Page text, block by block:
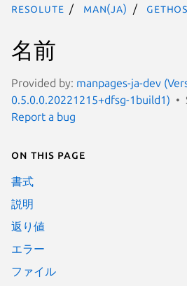
resolute man(ja)
名前
Provided by: manpages-ja-dev
0.5.0.0.20221215+dfsg-1build1)
Report a bug
On this page
書式
説明
返り値
エラー
ファイル